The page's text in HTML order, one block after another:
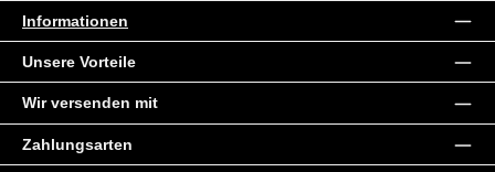
Informationen
Unsere Vorteile
Wir versenden mit
Zahlungsarten